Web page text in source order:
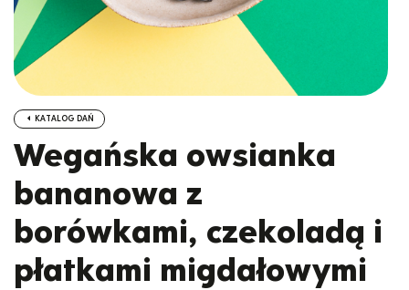
KATALOG DAŃ
Wegańska owsianka
bananowa z
borówkami, czekoladą i
płatkami migdałowymi